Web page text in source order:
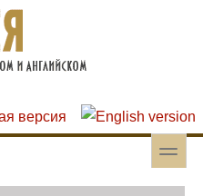
toggle